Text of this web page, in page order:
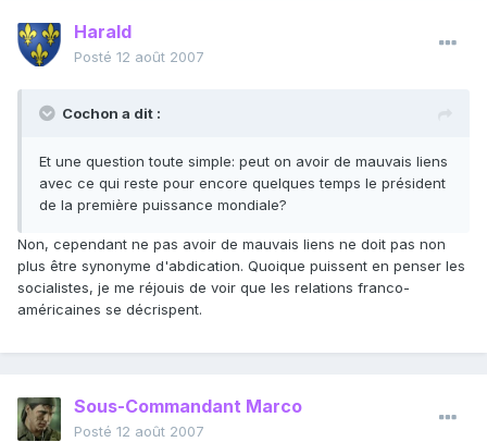
Harald
Posté 12 août 2007
Cochon a dit :
Et une question toute simple: peut on avoir de mauvais liens
avec ce qui reste pour encore quelques temps le président
de la première puissance mondiale?
Non, cependant ne pas avoir de mauvais liens ne doit pas non
plus être synonyme d'abdication. Quoique puissent en penser les
socialistes, je me réjouis de voir que les relations franco-
américaines se décrispent.
Sous-Commandant Marco
Posté 12 août 2007